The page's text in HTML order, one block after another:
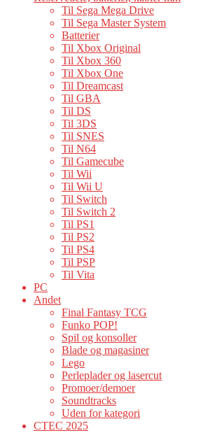
Til Sega Mega Drive
Til Sega Master System
Batterier
Til Xbox Original
Til Xbox 360
Til Xbox One
Til Dreamcast
Til GBA
Til DS
Til 3DS
Til SNES
Til N64
Til Gamecube
Til Wii
Til Wii U
Til Switch
Til Switch 2
Til PS1
Til PS2
Til PS4
Til PSP
Til Vita
PC
Andet
Final Fantasy TCG
Funko POP!
Spil og konsoller
Blade og magasiner
Lego
Perleplader og lasercut
Promoer/demoer
Soundtracks
Uden for kategori
CTEC 2025